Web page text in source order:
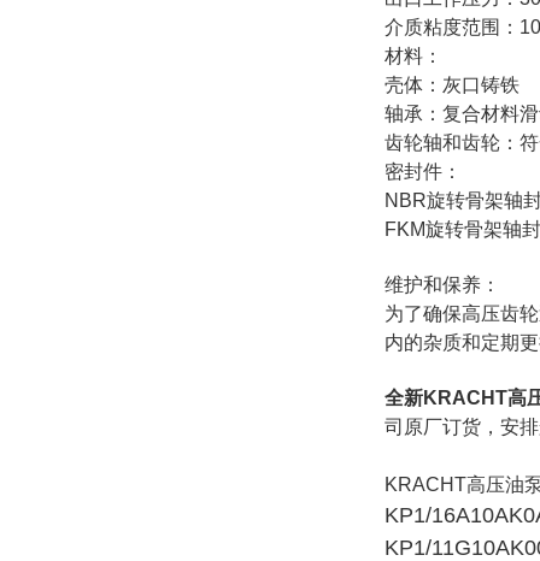
介质粘度范围：
材料：
壳体：灰口铸铁
轴承：复合材料
齿轮轴和齿轮：
密封件：
NBR旋转骨架轴
FKM旋转骨架轴
维护和保养：
为了确保高压齿
内的杂质和定期
全新KRACHT高
司原厂订货，安
KRACHT高压油
KP1/
KP1/